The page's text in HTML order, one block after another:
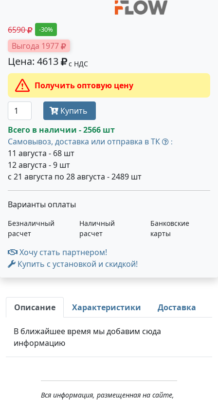
6590 -30%
Выгода 1977
Цена: 4613 с НДС
Получить оптовую цену
Купить
Всего в наличии - 2566 шт
Самовывоз, доставка или отправка в ТК
:
11 августа - 68 шт
12 августа - 9 шт
с 21 августа по 28 августа - 2489 шт
Варианты оплаты
Безналичный
расчет
Наличный
расчет
Банковские
карты
Хочу стать партнером!
Купить с установкой и скидкой!
Описание Характеристики Доставка
В ближайшее время мы добавим сюда
информацию
Вся информация, размещенная на сайте,